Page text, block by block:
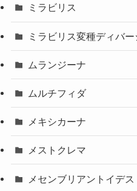
ミラビリス
ミラビリス変種ディバ
ムランジーナ
ムルチフィダ
メキシカーナ
メストクレマ
メセンブリアントイデス